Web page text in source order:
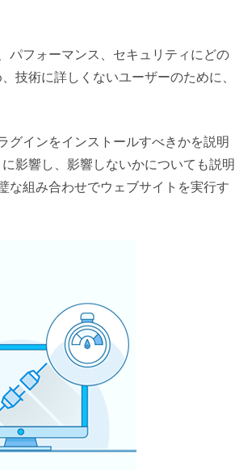
パフォーマンス、セキュリティにどの
技術に詳しくないユーザーのために、
グインをインストールすべきかを説明
影響し、影響しないかについても説明
な組み合わせでウェブサイトを実行す